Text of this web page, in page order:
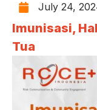
July 24,
Imunisasi,
Tua